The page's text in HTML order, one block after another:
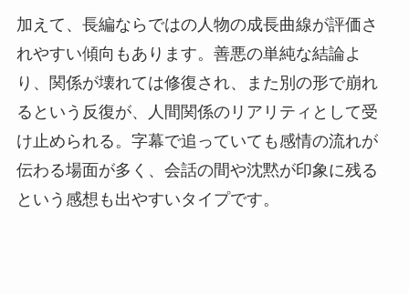
加えて、長編ならではの人物の成長曲線が評価さ
れやすい傾向もあります。善悪の単純な結論よ
り、関係が壊れては修復され、また別の形で崩れ
るという反復が、人間関係のリアリティとして受
け止められる。字幕で追っていても感情の流れが
伝わる場面が多く、会話の間や沈黙が印象に残る
という感想も出やすいタイプです。